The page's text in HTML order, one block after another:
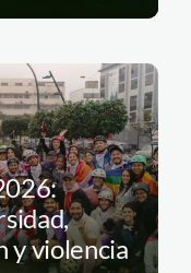
y violencia